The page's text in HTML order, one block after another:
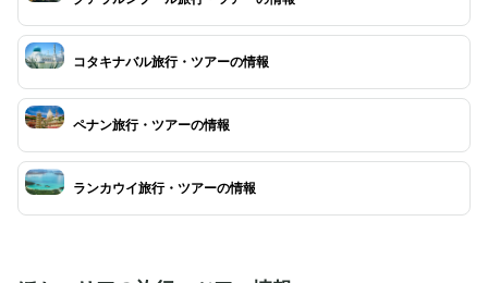
コタキナバル旅行・ツアーの情報
ペナン旅行・ツアーの情報
ランカウイ旅行・ツアーの情報